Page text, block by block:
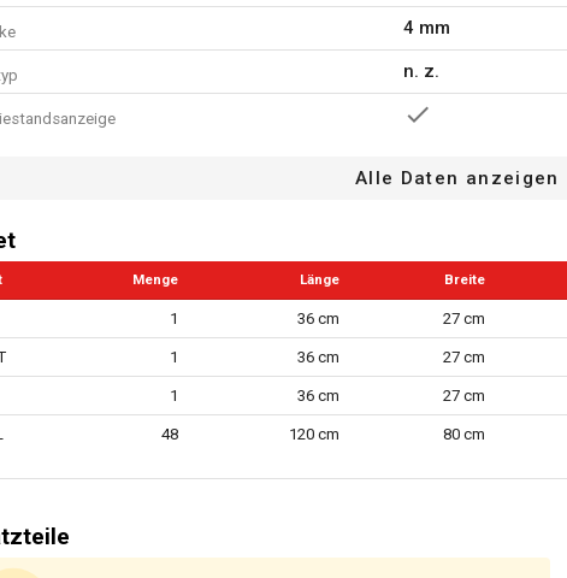
4 mm
n. z.
Staufach
möglich
Fachboden
Alle Daten anzeigen
Menge Länge Breite
1 36 cm 27 cm
1 36 cm 27 cm
1 36 cm 27 cm
48 120 cm 80 cm